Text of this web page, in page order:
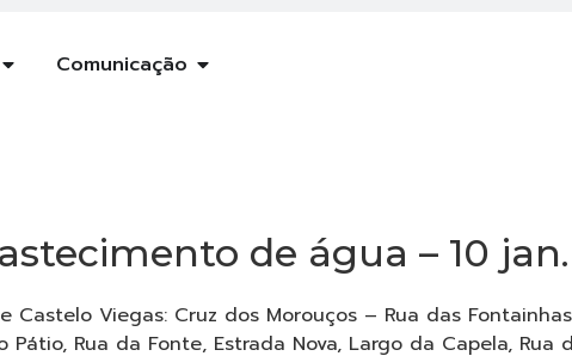
Comunicação
de água – 10 jan.
Castelo Viegas: Cruz dos Morouços – Rua das
Pátio, Rua da Fonte, Estrada Nova, Largo da Capela,